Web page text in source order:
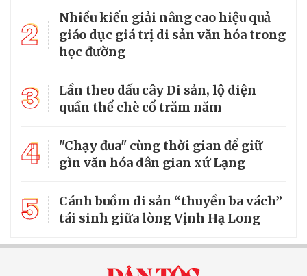
2
Nhiều kiến giải nâng cao hiệu quả
giáo dục giá trị di sản văn hóa trong
học đường
3
Lần theo dấu cây Di sản, lộ diện
quần thể chè cổ trăm năm
4
"Chạy đua" cùng thời gian để giữ
gìn văn hóa dân gian xứ Lạng
5
Cánh buồm di sản “thuyền ba vách”
tái sinh giữa lòng Vịnh Hạ Long